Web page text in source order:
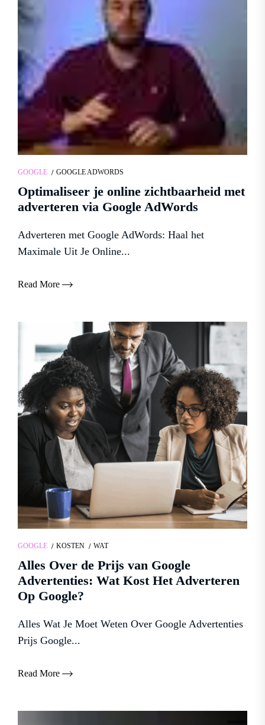
GOOGLE GOOGLE ADWORDS
Optimaliseer je online zichtbaarheid met
adverteren via Google AdWords
Adverteren met Google AdWords: Haal het
Maximale Uit Je Online...
Read More
GOOGLE KOSTEN WAT
Alles Over de Prijs van Google
Advertenties: Wat Kost Het Adverteren
Op Google?
Alles Wat Je Moet Weten Over Google Advertenties
Prijs Google...
Read More